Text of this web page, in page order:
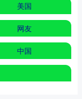
美国
网友
中国